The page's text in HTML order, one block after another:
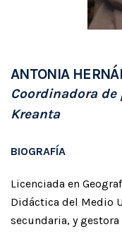
ANTONIA
Coordinadora
Kreanta
BIOGRAFÍA
Licenciada en
Didáctica del Medio
secundaria, y